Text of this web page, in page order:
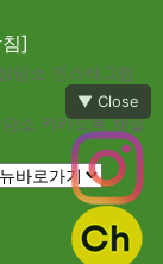
▼ Close
]